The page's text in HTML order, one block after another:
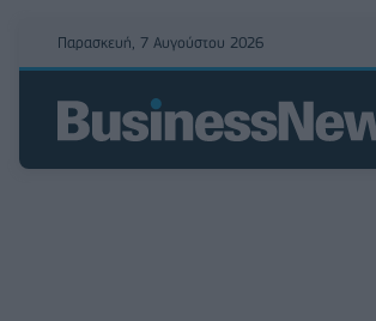
Παρασκευή, 7 Αυγούστου 2026